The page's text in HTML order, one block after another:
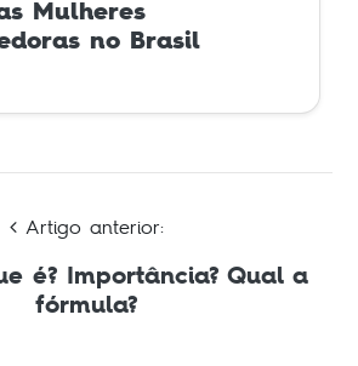
Mulheres
no Brasil
Artigo anterior:
é? Importância? Qual a
fórmula?